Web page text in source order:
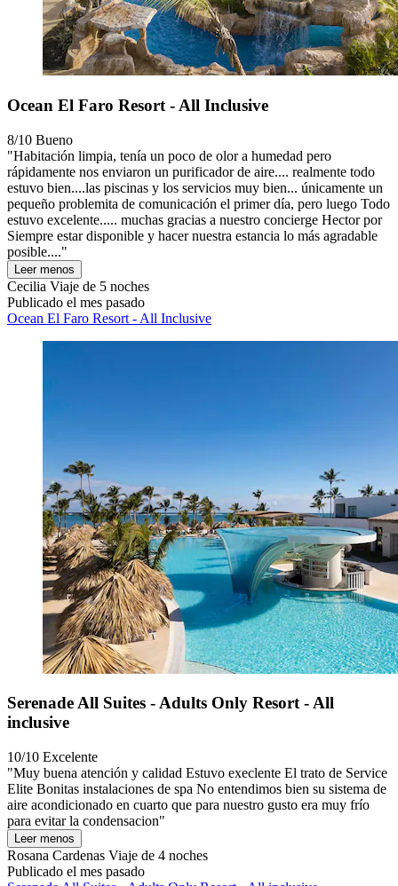
Ocean El Faro Resort - All Inclusive
8/10 Bueno
"Habitación limpia, tenía un poco de olor a humedad pero
rápidamente nos enviaron un purificador de aire.... realmente todo
estuvo bien....las piscinas y los servicios muy bien... únicamente un
pequeño problemita de comunicación el primer día, pero luego Todo
estuvo excelente..... muchas gracias a nuestro concierge Hector por
Siempre estar disponible y hacer nuestra estancia lo más agradable
posible...."
Leer menos
Cecilia Viaje de 5 noches
Publicado el mes pasado
Ocean El Faro Resort - All Inclusive
Serenade All Suites - Adults Only Resort - All
inclusive
10/10 Excelente
"Muy buena atención y calidad Estuvo execlente El trato de Service
Elite Bonitas instalaciones de spa No entendimos bien su sistema de
aire acondicionado en cuarto que para nuestro gusto era muy frío
para evitar la condensacion"
Leer menos
Rosana Cardenas Viaje de 4 noches
Publicado el mes pasado